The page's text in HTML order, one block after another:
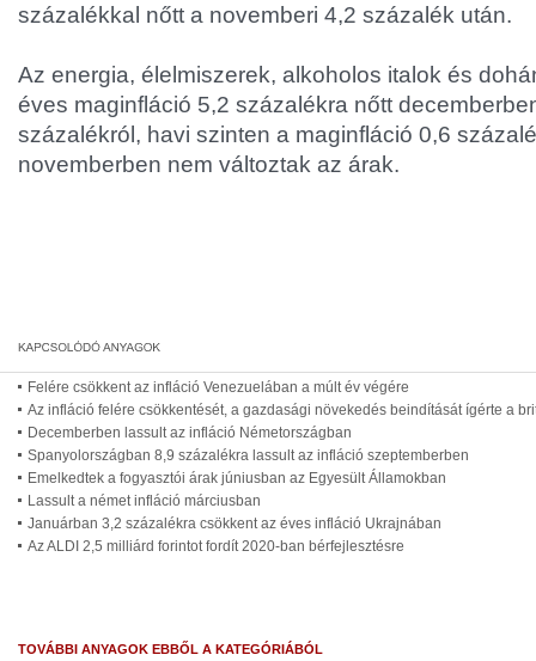
százalékkal nőtt a novemberi 4,2 százalék után.
Az energia, élelmiszerek, alkoholos italok és
éves maginfláció 5,2 százalékra nőtt
százalékról, havi szinten a maginfláció 0,6
novemberben nem változtak az árak.
Felére csökkent az infláció Venezuelában a múlt év végére
Az infláció felére csökkentését, a gazdasági növekedés beindítását ígérte a
Decemberben lassult az infláció Németországban
Spanyolországban 8,9 százalékra lassult az infláció szeptemberben
Emelkedtek a fogyasztói árak júniusban az Egyesült Államokban
Lassult a német infláció márciusban
Januárban 3,2 százalékra csökkent az éves infláció Ukrajnában
Az ALDI 2,5 milliárd forintot fordít 2020-ban bérfejlesztésre
TOVÁBBI ANYAGOK EBBŐL A KATEGÓRIÁBÓL